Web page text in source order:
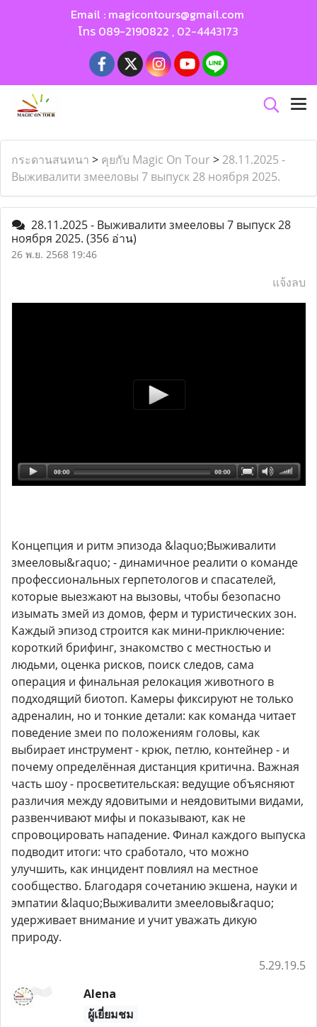
Email : magicontours@gmail.com
โทร 089-2190822 , 02-4443173
กระดานสนทนา > คุยกับ Magic On Tour > 28.11.2025 -
Выживалити змееловы 7 выпуск 28 ноября 2025.
28.11.2025 - Выживалити змееловы 7 выпуск 28
ноября 2025. (356 อ่าน)
26 พ.ย. 2568 19:46
แจ้งลบ
Концепция и ритм эпизода &laquo;Выживалити
змееловы&raquo; - динамичное реалити о команде
профессиональных герпетологов и спасателей,
которые выезжают на вызовы, чтобы безопасно
изымать змей из домов, ферм и туристических зон.
Каждый эпизод строится как мини‑приключение:
короткий брифинг, знакомство с местностью и
людьми, оценка рисков, поиск следов, сама
операция и финальная релокация животного в
подходящий биотоп. Камеры фиксируют не только
адреналин, но и тонкие детали: как команда читает
поведение змеи по положениям головы, как
выбирает инструмент - крюк, петлю, контейнер - и
почему определённая дистанция критична. Важная
часть шоу - просветительская: ведущие объясняют
различия между ядовитыми и неядовитыми видами,
развенчивают мифы и показывают, как не
спровоцировать нападение. Финал каждого выпуска
подводит итоги: что сработало, что можно
улучшить, как инцидент повлиял на местное
сообщество. Благодаря сочетанию экшена, науки и
эмпатии &laquo;Выживалити змееловы&raquo;
удерживает внимание и учит уважать дикую
природу.
5.29.19.5
Alena
ผู้เยี่ยมชม